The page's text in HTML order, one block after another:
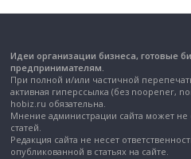
Идеи организации бизнеса, готовые
предпринимателям.
При полной и/или частичной
активная гиперссылка (без noopener,
hobiz.ru обязательна.
Мнение администрации сайта может не
статей.
Редакция сайта не несет
опубликованной в статьях на сайте.